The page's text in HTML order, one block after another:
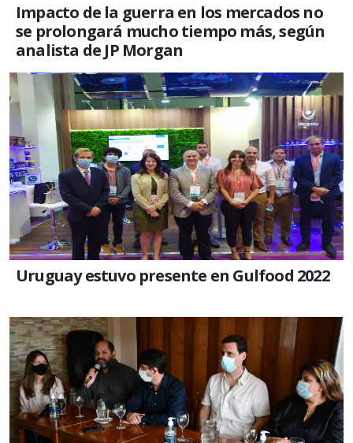
Impacto de la guerra en los mercados no
se prolongará mucho tiempo más, según
analista de JP Morgan
Uruguay estuvo presente en Gulfood 2022